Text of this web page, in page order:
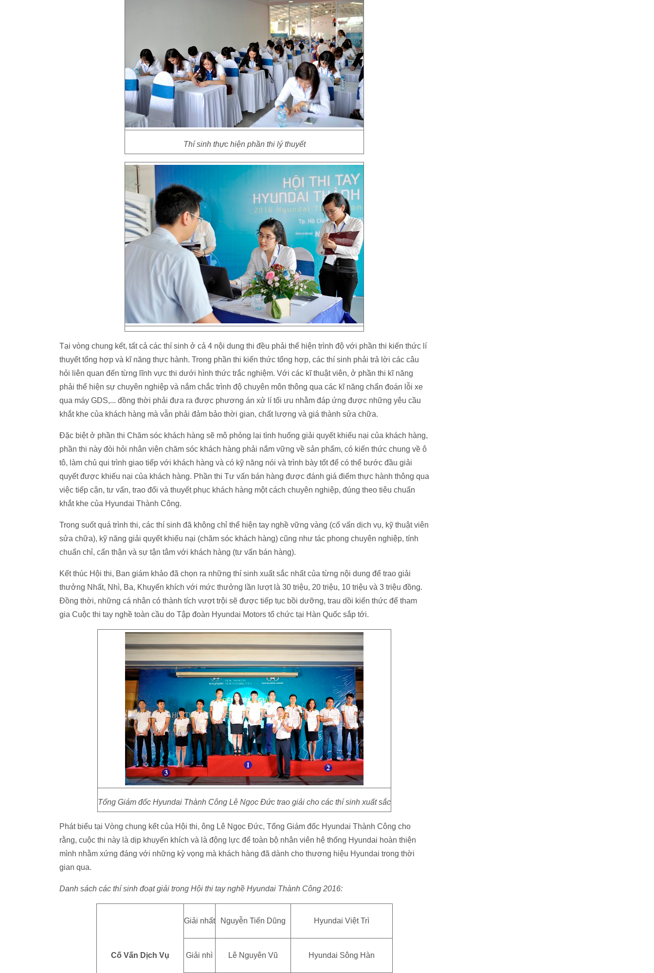
Thí sinh thực hiện phần thi lý thuyết
Tại vòng chung kết, tất cả các thí sinh ở cả 4 nội dung thi đều phải thể hiện trình độ với phần thi kiến thức lí
thuyết tổng hợp và kĩ năng thực hành. Trong phần thi kiến thức tổng hợp, các thí sinh phải trả lời các câu
hỏi liên quan đến từng lĩnh vực thi dưới hình thức trắc nghiệm. Với các kĩ thuật viên, ở phần thi kĩ năng
phải thể hiện sự chuyên nghiệp và nắm chắc trình độ chuyên môn thông qua các kĩ năng chẩn đoán lỗi xe
qua máy GDS,... đồng thời phải đưa ra được phương án xử lí tối ưu nhằm đáp ứng được những yêu cầu
khắt khe của khách hàng mà vẫn phải đảm bảo thời gian, chất lượng và giá thành sửa chữa.
Đặc biệt ở phần thi Chăm sóc khách hàng sẽ mô phỏng lại tình huống giải quyết khiếu nại của khách hàng,
phần thi này đòi hỏi nhân viên chăm sóc khách hàng phải nắm vững về sản phẩm, có kiến thức chung về ô
tô, làm chủ qui trình giao tiếp với khách hàng và có kỹ năng nói và trình bày tốt để có thể bước đầu giải
quyết được khiếu nại của khách hàng. Phần thi Tư vấn bán hàng được đánh giá điểm thực hành thông qua
việc tiếp cận, tư vấn, trao đổi và thuyết phục khách hàng một cách chuyên nghiệp, đúng theo tiêu chuẩn
khắt khe của Hyundai Thành Công.
Trong suốt quá trình thi, các thí sinh đã không chỉ thể hiện tay nghề vững vàng (cố vấn dịch vụ, kỹ thuật viên
sửa chữa), kỹ năng giải quyết khiếu nại (chăm sóc khách hàng) cũng như tác phong chuyên nghiệp, tính
chuẩn chỉ, cẩn thận và sự tận tâm với khách hàng (tư vấn bán hàng).
Kết thúc Hội thi, Ban giám khảo đã chọn ra những thí sinh xuất sắc nhất của từng nội dung để trao giải
thưởng Nhất, Nhì, Ba, Khuyến khích với mức thưởng lần lượt là 30 triệu, 20 triệu, 10 triệu và 3 triệu đồng.
Đồng thời, những cá nhân có thành tích vượt trội sẽ được tiếp tục bồi dưỡng, trau dồi kiến thức để tham
gia Cuộc thi tay nghề toàn cầu do Tập đoàn Hyundai Motors tổ chức tại Hàn Quốc sắp tới.
Tổng Giám đốc Hyundai Thành Công Lê Ngọc Đức trao giải cho các thí sinh xuất sắc
Phát biểu tại Vòng chung kết của Hội thi, ông Lê Ngọc Đức, Tổng Giám đốc Hyundai Thành Công cho
rằng, cuộc thi này là dịp khuyến khích và là động lực để toàn bộ nhân viên hệ thống Hyundai hoàn thiện
mình nhằm xứng đáng với những kỳ vọng mà khách hàng đã dành cho thương hiệu Hyundai trong thời
gian qua.
Danh sách các thí sinh đoạt giải trong Hội thi tay nghề Hyundai Thành Công 2016:
Cố Vấn Dịch Vụ
Giải nhất Nguyễn Tiến Dũng Hyundai Việt Trì
Giải nhì Lê Nguyên Vũ Hyundai Sông Hàn